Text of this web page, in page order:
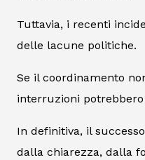
Tuttavia, i recenti
delle lacune politiche.
Se il coordinamento
interruzioni
In definitiva, il
dalla chiarezza, dalla